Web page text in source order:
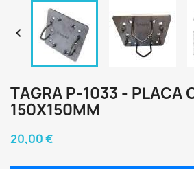

TAGRA P-1033 - PLACA
150X150MM
20,00 €